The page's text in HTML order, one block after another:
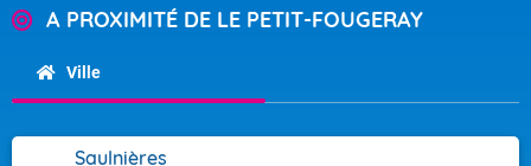
A PROXIMITÉ DE LE PETIT-FOUGERAY
Ville
Saulnières